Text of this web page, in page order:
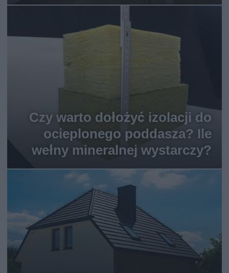
Czy warto dołożyć izolacji do
ocieplonego poddasza? Ile
wełny mineralnej wystarczy?